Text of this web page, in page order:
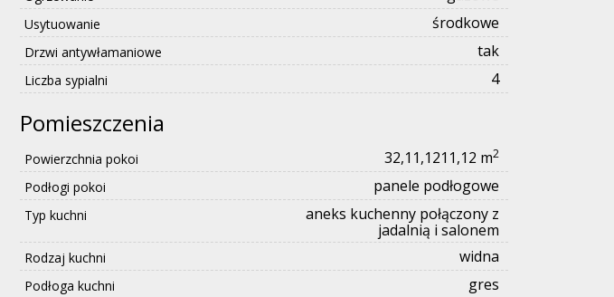
Usytuowanie środkowe
Drzwi antywłamaniowe tak
Liczba sypialni 4
Pomieszczenia
Powierzchnia pokoi 32,11,1211,12 m2
Podłogi pokoi panele podłogowe
Typ kuchni
aneks kuchenny połączony z
jadalnią i salonem
Rodzaj kuchni widna
Podłoga kuchni gres